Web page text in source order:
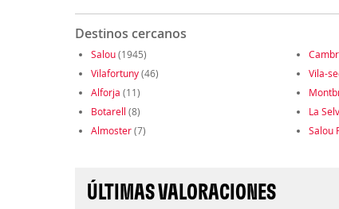
Destinos cercanos
Salou(1945)
Vilafortuny(46) Vila-
Alforja (11)
Botarell (8) La
Almoster(7) Salou
ÚLTIMAS VALORACIONES